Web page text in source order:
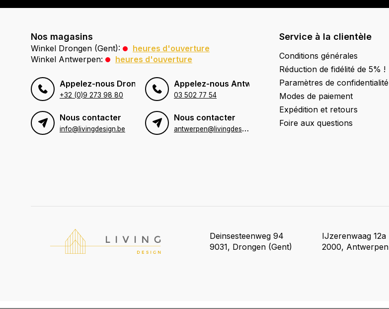
Nos magasins
Winkel Drongen (Gent):
heures d'ouverture
Winkel Antwerpen:
heures d'ouverture
Appelez-nous Drongen (Gent)
+32 (0)9 273 98 80
Appelez-nous Antwerpen
03 502 77 54
Nous contacter
info@livingdesign.be
Nous contacter
a
ntwerpen@livingdesign.be
Service à la clientèle
Conditions générales
Réduction de fidélité de 5% !
Paramètres de confidentialité
Modes de paiement
Expédition et retours
Foire aux questions
Deinsesteenweg 94
9031, Drongen (Gent)
IJzerenwaag 12a
2000, Antwerpen